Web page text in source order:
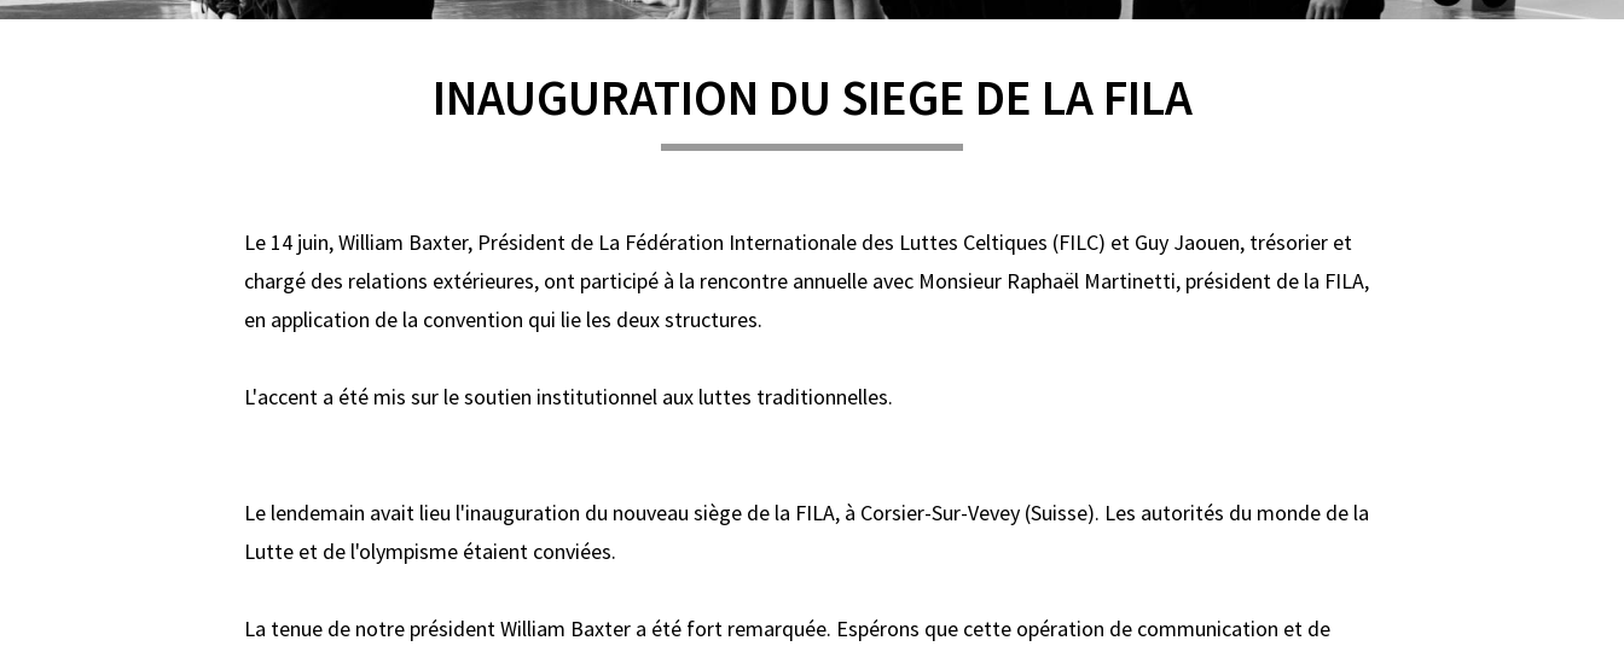
INAUGURATION DU SIEGE DE LA FILA
Le 14 juin, William Baxter, Président de La Fédération Internationale des Luttes Celtiques (FILC) et Guy Jaouen, trésorier et
chargé des relations extérieures, ont participé à la rencontre annuelle avec Monsieur Raphaël Martinetti, président de la FILA,
en application de la convention qui lie les deux structures.
L'accent a été mis sur le soutien institutionnel aux luttes traditionnelles.
Le lendemain avait lieu l'inauguration du nouveau siège de la FILA, à Corsier-Sur-Vevey (Suisse). Les autorités du monde de la
Lutte et de l'olympisme étaient conviées.
La tenue de notre président William Baxter a été fort remarquée. Espérons que cette opération de communication et de